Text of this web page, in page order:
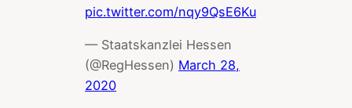
pic.twitter.com/nqy9QsE6Ku
— Staatskanzlei Hessen
(@RegHessen) March 28,
2020